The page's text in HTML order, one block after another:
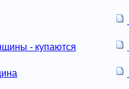
- купаются